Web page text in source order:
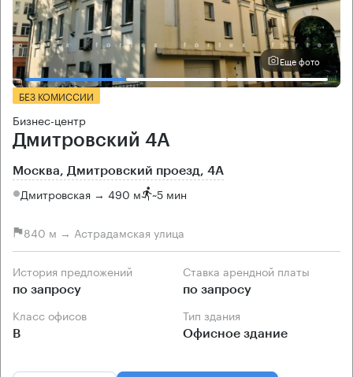
Еще фото
БЕЗ КОМИССИИ
Бизнес-центр
Дмитровский 4А
Москва, Дмитровский проезд, 4А
Дмитровская → 490 м ~5 мин
840 м → Астрадамская улица
История предложений
по запросу
Ставка арендной платы
по запросу
Класс офисов
B
Тип здания
Офисное здание